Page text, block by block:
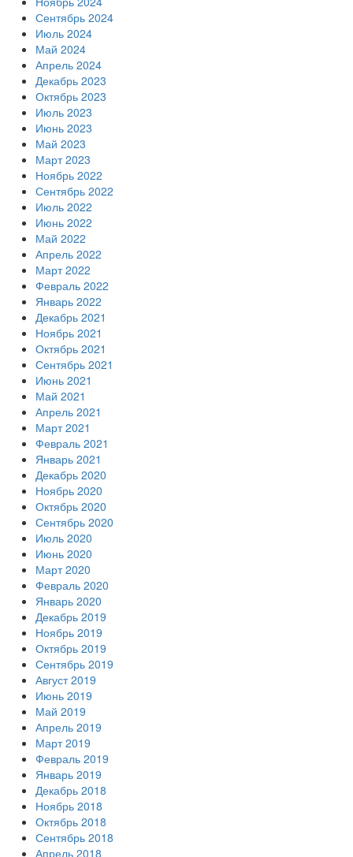
Сентябрь 2024
Июль 2024
Май 2024
Апрель 2024
Декабрь 2023
Октябрь 2023
Июль 2023
Июнь 2023
Май 2023
Март 2023
Ноябрь 2022
Сентябрь 2022
Июль 2022
Июнь 2022
Май 2022
Апрель 2022
Март 2022
Февраль 2022
Январь 2022
Декабрь 2021
Ноябрь 2021
Октябрь 2021
Сентябрь 2021
Июнь 2021
Май 2021
Апрель 2021
Март 2021
Февраль 2021
Январь 2021
Декабрь 2020
Ноябрь 2020
Октябрь 2020
Сентябрь 2020
Июль 2020
Июнь 2020
Март 2020
Февраль 2020
Январь 2020
Декабрь 2019
Ноябрь 2019
Октябрь 2019
Сентябрь 2019
Август 2019
Июнь 2019
Май 2019
Апрель 2019
Март 2019
Февраль 2019
Январь 2019
Декабрь 2018
Ноябрь 2018
Октябрь 2018
Сентябрь 2018
Апрель 2018